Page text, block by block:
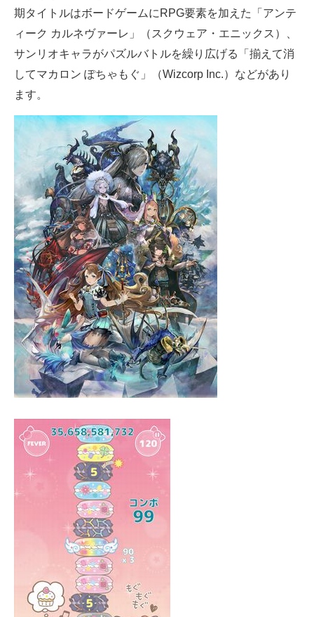
期タイトルはボードゲームにRPG要素を加えた「アンテ
ィーク カルネヴァーレ」（スクウェア・エニックス）、
サンリオキャラがパズルバトルを繰り広げる「揃えて消
してマカロン ぽちゃもぐ」（Wizcorp Inc.）などがあり
ます。